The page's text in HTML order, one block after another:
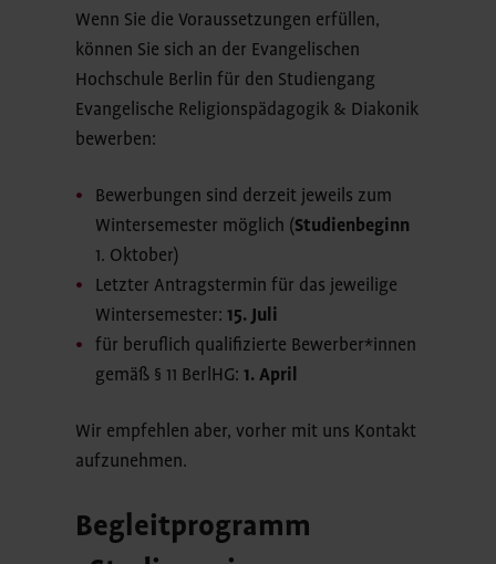
Wenn Sie die Voraussetzungen erfüllen,
können Sie sich an der Evangelischen
Hochschule Berlin für den Studiengang
Evangelische Religionspädagogik & Diakonik
bewerben:
Bewerbungen sind derzeit jeweils zum
Wintersemester möglich (Studienbeginn
1. Oktober)
Letzter Antragstermin für das jeweilige
Wintersemester:15. Juli
für beruflich qualifizierte Bewerber*innen
gemäß § 11 BerlHG:1. April
Wir empfehlen aber, vorher mit uns Kontakt
aufzunehmen.
Begleitprogramm